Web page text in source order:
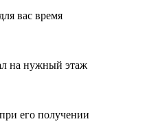
вас время
на нужный этаж
его получении